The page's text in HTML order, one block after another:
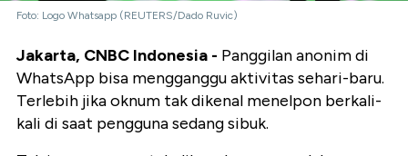
Foto: Logo Whatsapp (REUTERS/Dado Ruvic)
Jakarta, CNBC Indonesia - Panggilan anonim di
WhatsApp bisa mengganggu aktivitas sehari-baru.
Terlebih jika oknum tak dikenal menelpon berkali-
kali di saat pengguna sedang sibuk.